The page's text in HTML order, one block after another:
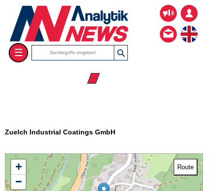
☰
☰ Firmenverzeichnis
Zuelch Industrial Coatings GmbH
+
−
Route